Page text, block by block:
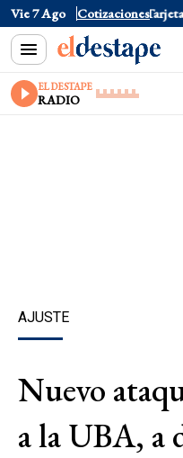
Vie 7 Ago Cotizaciones
$1520 Dólar Tarjeta
EL DESTAPE
RADIO
AJUSTE
Nuevo
a la UBA, a